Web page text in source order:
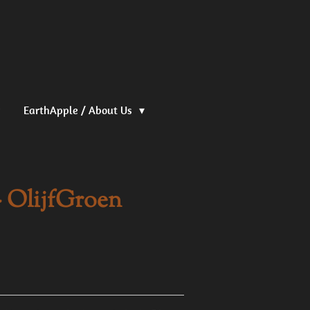
EarthApple / About Us
OlijfGroen